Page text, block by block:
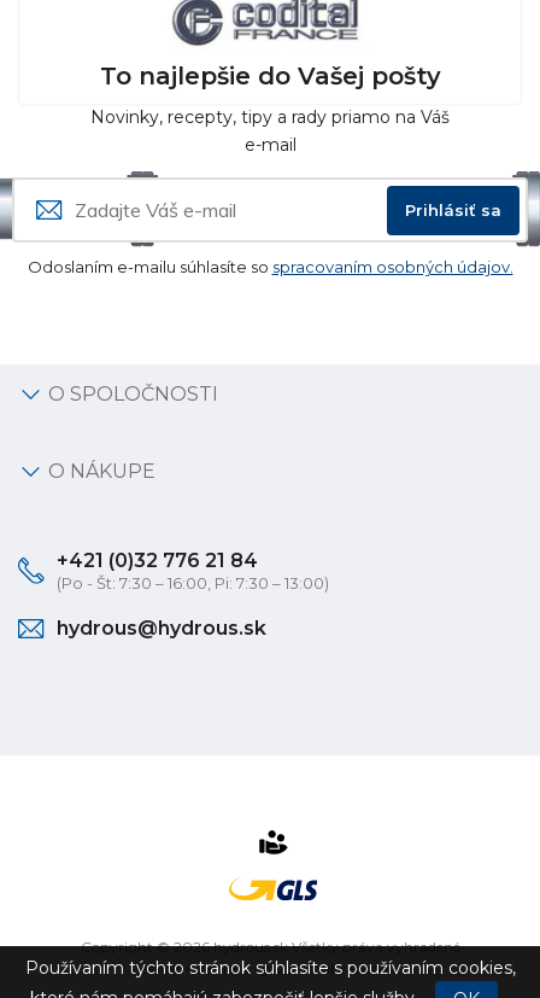
To najlepšie do Vašej pošty
Novinky, recepty, tipy a rady priamo na Váš
e-mail
Prihlásiť sa
Odoslaním e-mailu súhlasíte so spracovaním osobných údajov.
O SPOLOČNOSTI
O NÁKUPE
+421 (0)32 776 21 84
(Po - Št: 7:30 – 16:00, Pi: 7:30 – 13:00)
hydrous@hydrous.sk
Copyright © 2026 hydrous.sk Všetky práva vyhradené
eshop na mieruvytvorilovibration.sk
Používaním týchto stránok súhlasíte s používaním cookies,